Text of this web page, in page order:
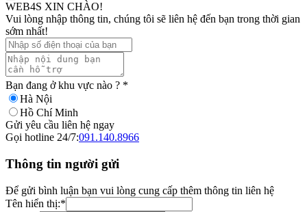
WEB4S XIN CHÀO!
Vui lòng nhập thông tin, chúng tôi sẽ liên hệ đến bạn trong thời gian
sớm nhất!
Bạn đang ở khu vực nào ? *
Hà Nội
Hồ Chí Minh
Gửi yêu cầu liên hệ ngay
Gọi hotline 24/7:091.140.8966
Thông tin người gửi
Để gửi bình luận bạn vui lòng cung cấp thêm thông tin liên hệ
Tên hiển thị:*